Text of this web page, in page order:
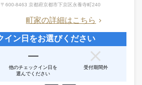
〒600-8463 京都府京都市下京区永養寺町240
町家の詳細はこちら